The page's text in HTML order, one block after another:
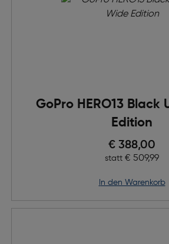
GoPro HERO13 Black
Edition
Preis nach
€ 388,00
statt € 509,99
in den Warenkorb